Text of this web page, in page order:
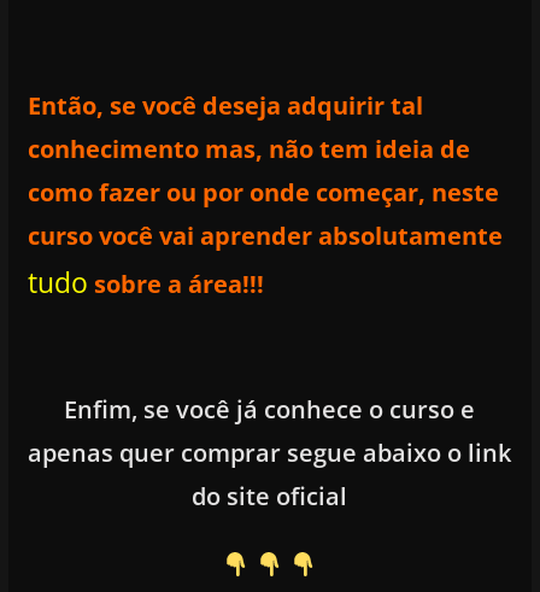
Então, se você deseja adquirir tal
conhecimento mas, não tem ideia de
como fazer ou por onde começar, neste
cursovocê vai aprender absolutamente
tudo sobre a área!!!
Enfim, se você já conhece o curso e
apenas quer comprar segue abaixo o link
do site oficial